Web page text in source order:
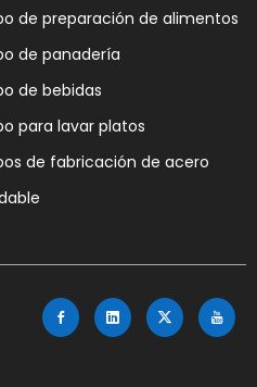
de preparación de alimentos
de panadería
de bebidas
para lavar platos
de fabricación de acero